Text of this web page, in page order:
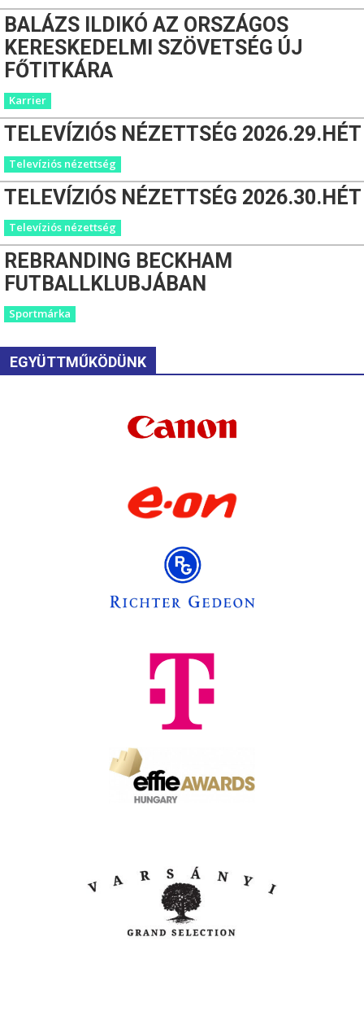
BALÁZS ILDIKÓ AZ ORSZÁGOS
KERESKEDELMI SZÖVETSÉG ÚJ
FŐTITKÁRA
Karrier
TELEVÍZIÓS NÉZETTSÉG 2026.29.HÉT
Televíziós nézettség
TELEVÍZIÓS NÉZETTSÉG 2026.30.HÉT
Televíziós nézettség
REBRANDING BECKHAM
FUTBALLKLUBJÁBAN
Sportmárka
EGYÜTTMŰKÖDÜNK